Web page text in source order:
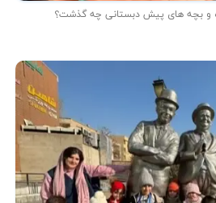
و بچه های پیش دبستانی چه گذشت؟